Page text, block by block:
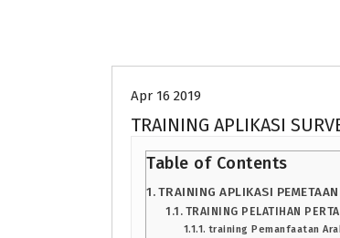
Apr 16 2019
TRAINING APLIKASI
Table of Contents
TRAINING APLIKASI
TRAINING PELATIHAN
training Pemanfaatan